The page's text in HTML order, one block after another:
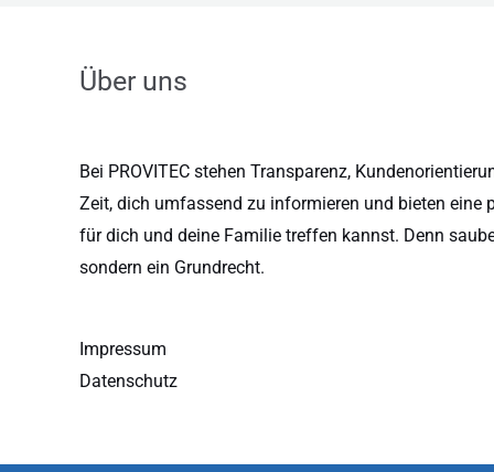
Über uns
Bei PROVITEC stehen Transparenz,
Zeit, dich umfassend zu informieren und bieten eine
für dich und deine Familie treffen kannst. Denn
sondern ein Grundrecht.
Impressum
Datenschutz